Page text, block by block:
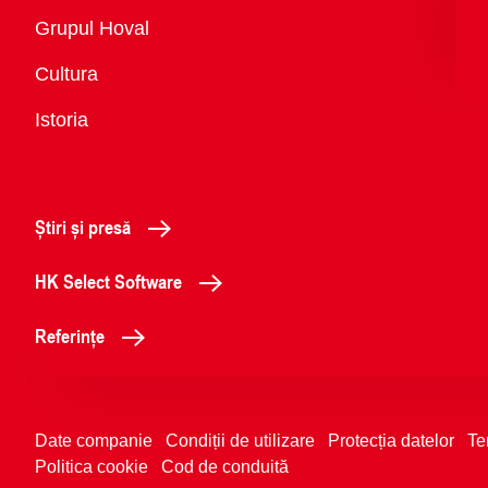
Vedere
Grupul Hoval
Cultura
Istoria
Știri și presă
HK Select Software
Referințe
Date companie Condiții de utilizare Protecția datelor
Politica cookie
Cod de conduită